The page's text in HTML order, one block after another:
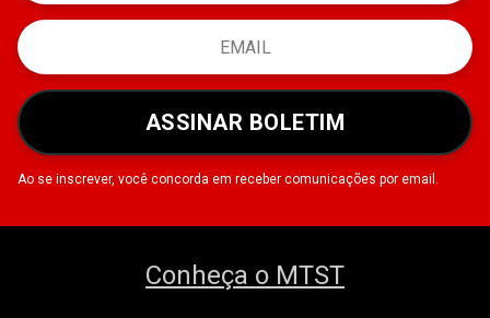
ASSINAR BOLETIM
Ao se inscrever, você concorda em receber comunicações por email.
Conheça o MTST